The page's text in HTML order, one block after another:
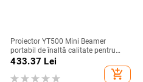
Proiector YT500 Mini Beamer
portabil de înaltă calitate pentru
camping în aer liber Smartphone cu
oglindire fără fir Acceptat Home
Theater
433.37 Lei
add_shopping_cart